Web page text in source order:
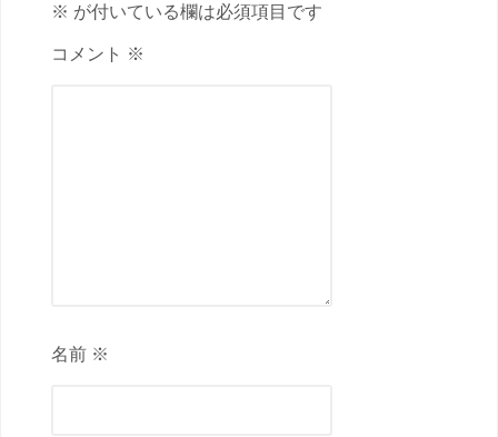
※ が付いている欄は必須項目です
コメント ※
名前 ※